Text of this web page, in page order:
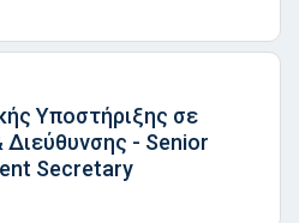
Υποστήριξης σε
Διεύθυνσης - Senior
Secretary